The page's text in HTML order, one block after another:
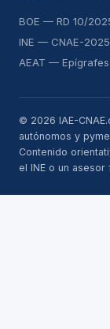
BOE — RD 10/
INE — CNAE-2025
AEAT — Epígrafes
© 2026 IAE-
autónomos y
Contenido
el INE o un asesor